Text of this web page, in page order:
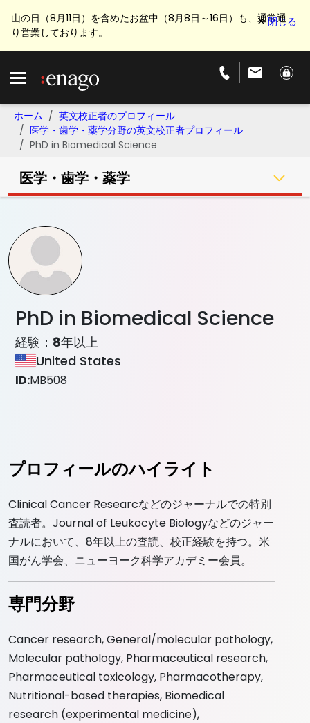
山の日（8月11日）を含めたお盆中（8月8日～16日）も、通常通
り営業しております。
ホーム
英文校正者のプロフィール
医学・歯学・薬学分野の英文校正者プロフィール
PhD in Biomedical Science
医学・歯学・薬学
PhD in Biomedical Science
経験： 8年以上
United States
ID:MB508
プロフィールのハイライト
Clinical Cancer Researcなどのジャーナルでの特別
査読者。Journal of Leukocyte Biologyなどのジャー
ナルにおいて、8年以上の査読、校正経験を持つ。米
国がん学会、ニューヨーク科学アカデミー会員。
専門分野
Cancer research, General/molecular pathology,
Molecular pathology, Pharmaceutical research,
Pharmaceutical toxicology, Pharmacotherapy,
Nutritional-based therapies, Biomedical
research (experimental medicine),